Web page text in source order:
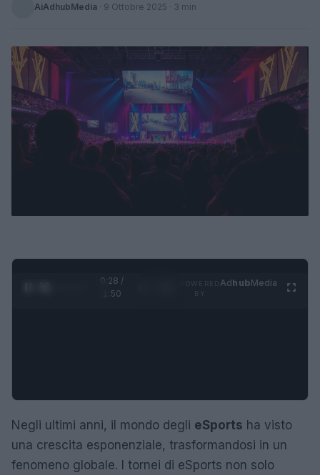
AiAdhubMedia · 9 Ottobre 2025 · 3 min
0:29 /
1:50
AdhubMedia
Negli ultimi anni, il mondo degli eSports ha visto
una crescita esponenziale, trasformandosi in un
fenomeno globale. I tornei di eSports non solo